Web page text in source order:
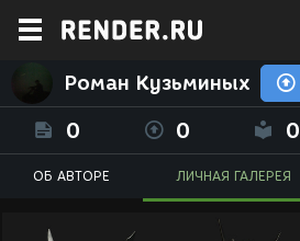
Роман Кузьминых
0 0 0
ОБ АВТОРЕ ЛИЧНАЯ ГАЛЕРЕЯ